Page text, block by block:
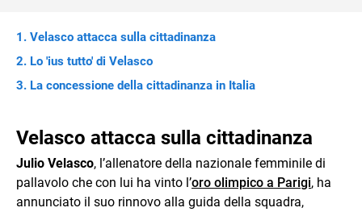
Velasco attacca sulla cittadinanza
Lo 'ius tutto' di Velasco
La concessione della cittadinanza in Italia
Velasco attacca sulla cittadinanza
Julio Velasco, l’allenatore della nazionale femminile di
pallavolo che con lui ha vinto l’oro olimpico a Parigi, ha
annunciato il suo rinnovo alla guida della squadra,